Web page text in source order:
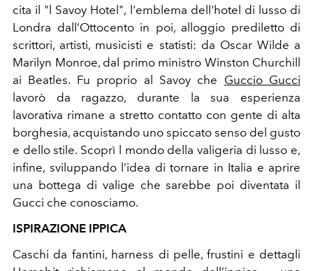
cita il "l Savoy Hotel", l'emblema dell'hotel di lusso di
Londra dall’Ottocento in poi, alloggio prediletto di
scrittori, artisti, musicisti e statisti: da Oscar Wilde a
Marilyn Monroe, dal primo ministro Winston Churchill
ai Beatles. Fu proprio al Savoy che Guccio Gucci
lavorò da ragazzo, durante la sua esperienza
lavorativa rimane a stretto contatto con gente di alta
borghesia, acquistando uno spiccato senso del gusto
e dello stile. Scoprì l mondo della valigeria di lusso e,
infine, sviluppando l’idea di tornare in Italia e aprire
una bottega di valige che sarebbe poi diventata il
Gucci che conosciamo.
ISPIRAZIONE IPPICA
Caschi da fantini, harness di pelle, frustini e dettagli